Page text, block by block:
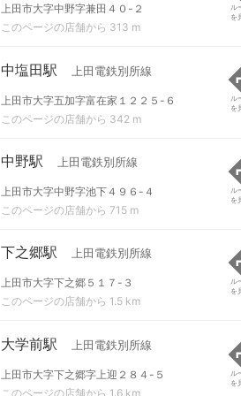
上田市大字中野字兼田４０-２
このページの店舗から 313 m
ル
を
中塩田駅 上田電鉄別所線
上田市大字五加字富在家１２２５-６
このページの店舗から 342 m
ル
を
中野駅 上田電鉄別所線
上田市大字中野字池下４９６-４
このページの店舗から 715 m
ル
を
下之郷駅 上田電鉄別所線
上田市大字下之郷５１７-３
このページの店舗から 1.5 km
ル
を
大学前駅 上田電鉄別所線
上田市大字下之郷字上迎２８４-５
このページの店舗から 1.6 km
ル
を